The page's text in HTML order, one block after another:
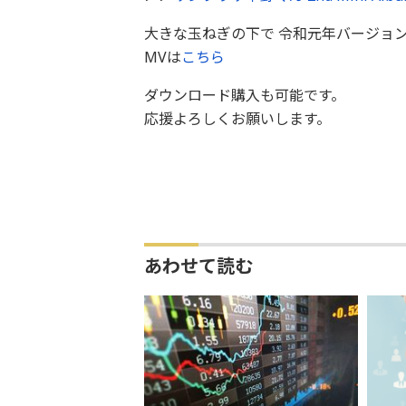
大きな玉ねぎの下で 令和元年バージョ
MVはこちら
ダウンロード購入も可能です。
応援よろしくお願いします。
あわせて読む